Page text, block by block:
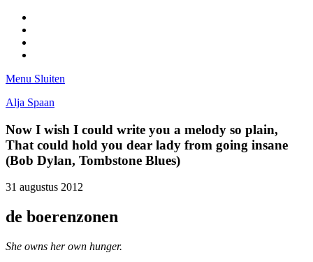
Menu Sluiten
Alja Spaan
Now I wish I could write you a melody so plain,
That could hold you dear lady from going insane
(Bob Dylan, Tombstone Blues)
31 augustus 2012
de boerenzonen
She owns her own hunger.